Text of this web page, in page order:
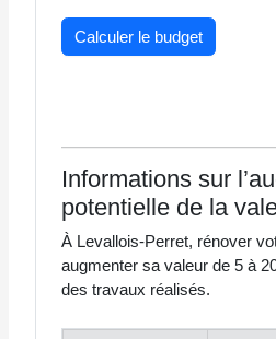
Calculer le budget
Informations sur
potentielle de la
À Levallois-Perret, rénover
augmenter sa valeur de 5 à
des travaux réalisés.